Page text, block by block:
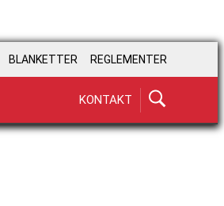
BLANKETTER REGLEMENTER
KONTAKT